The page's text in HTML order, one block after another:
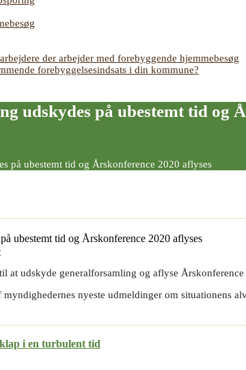
der arbejder med forebyggende hjemmebesøg
forebyggelsesindsats i din kommune?
udskydes på ubestemt tid og
på ubestemt tid og Årskonference 2020 aflyses
ubestemt tid og Årskonference 2020 aflyses
at udskyde generalforsamling og aflyse
myndighedernes nyeste udmeldinger om situationens
i en turbulent tid